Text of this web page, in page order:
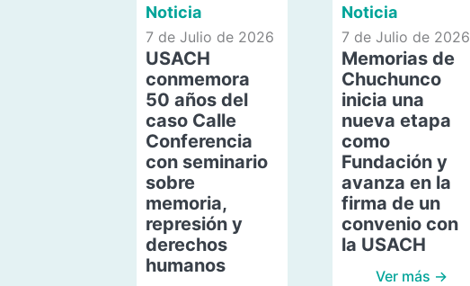
Noticia
7 de Julio de 2026
USACH
conmemora
50 años del
caso Calle
Conferencia
con seminario
sobre
memoria,
represión y
derechos
humanos
Noticia
7 de Julio de 2026
Memorias de
Chuchunco
inicia una
nueva etapa
como
Fundación y
avanza en la
firma de un
convenio con
la USACH
Ver más →